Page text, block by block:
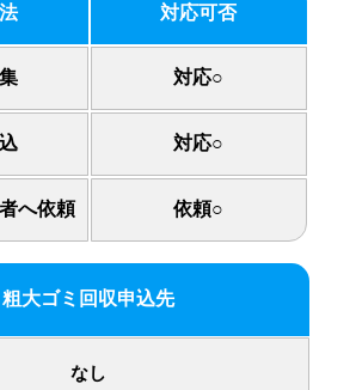
対応可否
対応○
対応○
へ依頼 依頼○
粗大ゴミ回収申込先
なし